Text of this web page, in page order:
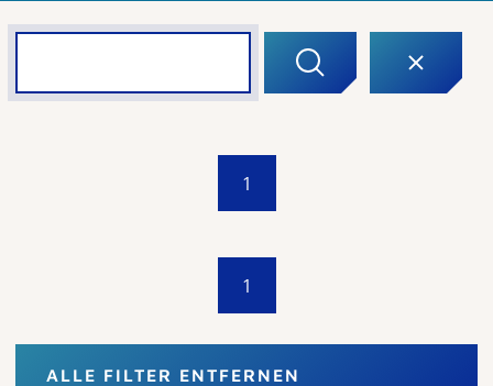
1
1
ALLE FILTER ENTFERNEN